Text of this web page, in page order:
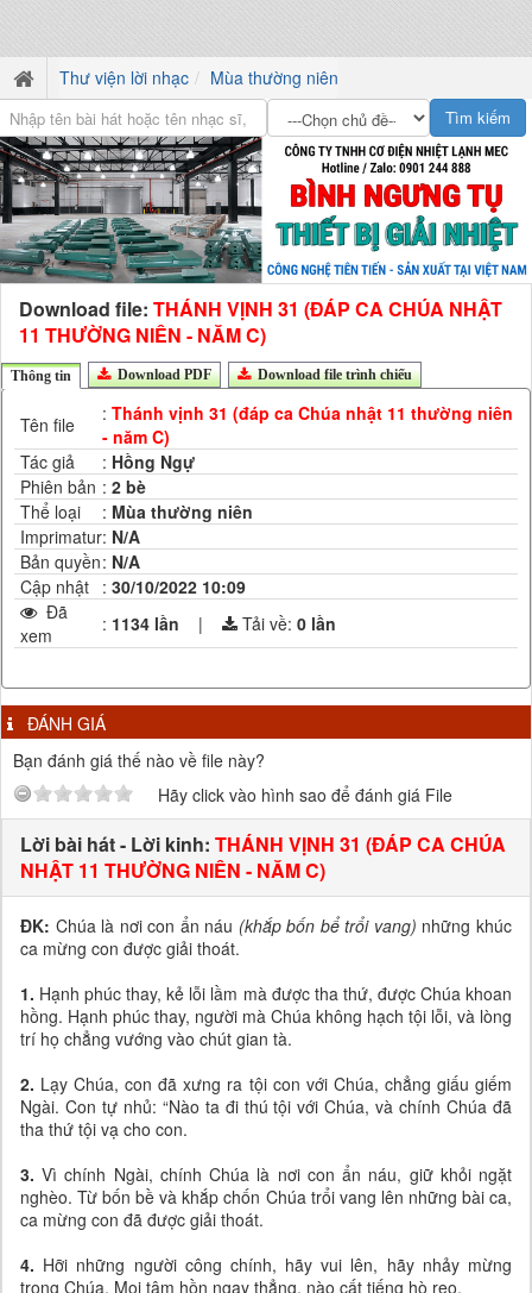
Thư viện lời nhạc Mùa thường niên
Download file: THÁNH VỊNH 31 (ĐÁP CA CHÚA NHẬT
11 THƯỜNG NIÊN - NĂM C)
Thông tin Download PDF Download file trình chiếu
Tên file : Thánh vịnh 31 (đáp ca Chúa nhật 11 thường niên
- năm C)
Tác giả
: Hồng Ngự
Phiên bản : 2 bè
Thể loại
: Mùa thường niên
Imprimatur: N/A
Bản quyền: N/A
Cập nhật : 30/10/2022 10:09
Đã
xem
: 1134 lần | Tải về: 0 lần
ĐÁNH GIÁ
Bạn đánh giá thế nào về file này?
Hãy click vào hình sao để đánh giá File
Lời bài hát - Lời kinh: THÁNH VỊNH 31 (ĐÁP CA CHÚA
NHẬT 11 THƯỜNG NIÊN - NĂM C)
ĐK: Chúa là nơi con ẩn náu (khắp bốn bể trổi vang) những khúc
ca mừng con được giải thoát.
1. Hạnh phúc thay, kẻ lỗi lầm mà được tha thứ, được Chúa khoan
hồng. Hạnh phúc thay, người mà Chúa không hạch tội lỗi, và lòng
trí họ chẳng vướng vào chút gian tà.
2. Lạy Chúa, con đã xưng ra tội con với Chúa, chẳng giấu giếm
Ngài. Con tự nhủ: “Nào ta đi thú tội với Chúa, và chính Chúa đã
tha thứ tội vạ cho con.
3.Vì chính Ngài, chính Chúa là nơi con ẩn náu, giữ khỏi ngặt
nghèo. Từ bốn bề và khắp chốn Chúa trổi vang lên những bài ca,
ca mừng con đã được giải thoát.
4. Hỡi những người công chính, hãy vui lên, hãy nhảy mừng
trong Chúa. Mọi tâm hồn ngay thẳng, nào cất tiếng hò reo.